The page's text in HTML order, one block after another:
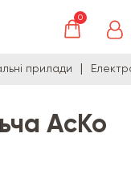
0
прилади
АсКо